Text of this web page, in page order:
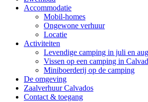
Accommodatie
Mobil-homes
Ongewone verhuur
Locatie
Activiteiten
Levendige camping in juli en
Vissen op een camping in
Miniboerderij op de camping
De omgeving
Zaalverhuur Calvados
Contact & toegang